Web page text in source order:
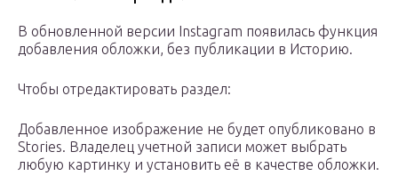
В обновленной версии Instagram появилась функция
добавления обложки, без публикации в Историю.
Чтобы отредактировать раздел:
Добавленное изображение не будет опубликовано в
Stories. Владелец учетной записи может выбрать
любую картинку и установить её в качестве обложки.